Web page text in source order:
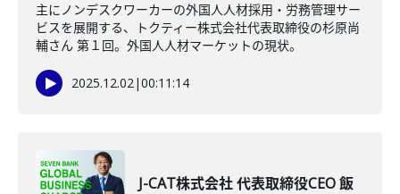
主にノンデスクワーカーの外国人人材採用・労務管理サー
ビスを展開する、トクティー株式会社代表取締役の杉原尚
輔さん 第１回。外国人人材マーケットの現状。
2025.12.02|00:11:14
J-CAT株式会社 代表取締役CEO 飯